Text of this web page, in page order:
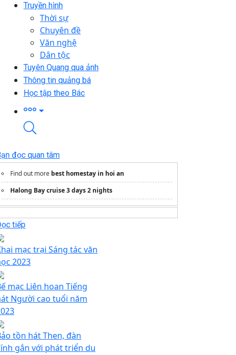
Truyền hình
Thời sự
Chuyên đề
Văn nghệ
Dân tộc
Tuyên Quang qua ảnh
Thông tin quảng bá
Học tập theo Bác
đọc quan tâm
Find out more best homestay in hoi an
Halong Bay cruise 3 days 2 nights
tiếp
mạc trại Sáng tác văn
2023
mạc Liên hoan Tiếng
Người cao tuổi năm
tồn hát Then, đàn
gắn với phát triển du